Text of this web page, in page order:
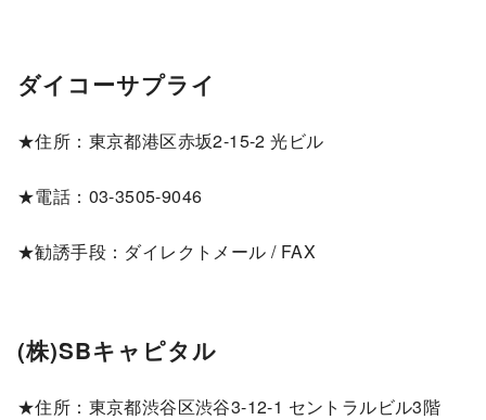
ダイコーサプライ
★住所：東京都港区赤坂2-15-2 光ビル
★電話：03-3505-9046
★勧誘手段：ダイレクトメール / FAX
(株)SBキャピタル
★住所：東京都渋谷区渋谷3-12-1 セントラルビル3階